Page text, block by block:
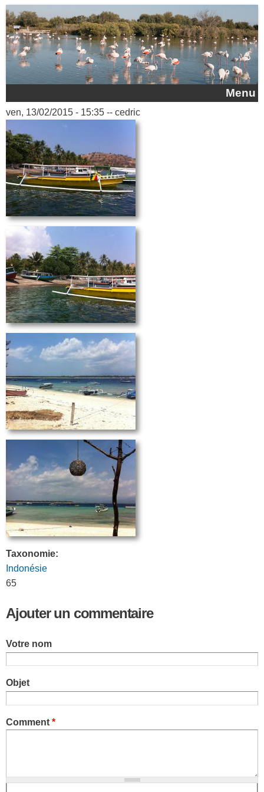
Aller au contenu principal
Menu
ven, 13/02/2015 - 15:35 -- cedric
Taxonomie:
Indonésie
65
Ajouter un commentaire
Votre nom
Objet
Comment *